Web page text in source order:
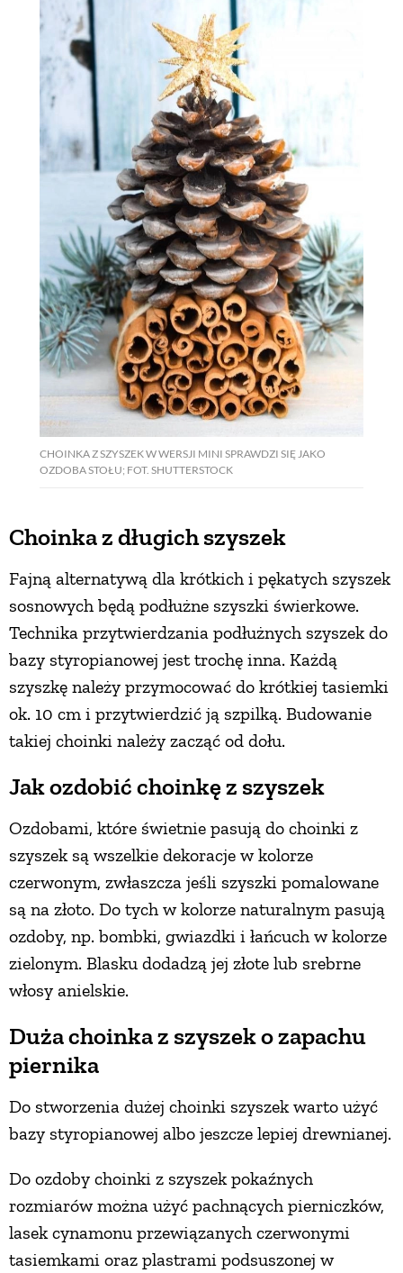
CHOINKA Z SZYSZEK W WERSJI MINI SPRAWDZI SIĘ JAKO
OZDOBA STOŁU; FOT. SHUTTERSTOCK
Choinka z długich szyszek
Fajną alternatywą dla krótkich i pękatych szyszek
sosnowych będą podłużne szyszki świerkowe.
Technika przytwierdzania podłużnych szyszek do
bazy styropianowej jest trochę inna. Każdą
szyszkę należy przymocować do krótkiej tasiemki
ok. 10 cm i przytwierdzić ją szpilką. Budowanie
takiej choinki należy zacząć od dołu.
Jak ozdobić choinkę z szyszek
Ozdobami, które świetnie pasują do choinki z
szyszek są wszelkie dekoracje w kolorze
czerwonym, zwłaszcza jeśli szyszki pomalowane
są na złoto. Do tych w kolorze naturalnym pasują
ozdoby, np. bombki, gwiazdki i łańcuch w kolorze
zielonym. Blasku dodadzą jej złote lub srebrne
włosy anielskie.
Duża choinka z szyszek o zapachu
piernika
Do stworzenia dużej choinki szyszek warto użyć
bazy styropianowej albo jeszcze lepiej drewnianej.
Do ozdoby choinki z szyszek pokaźnych
rozmiarów można użyć pachnących pierniczków,
lasek cynamonu przewiązanych czerwonymi
tasiemkami oraz plastrami podsuszonej w